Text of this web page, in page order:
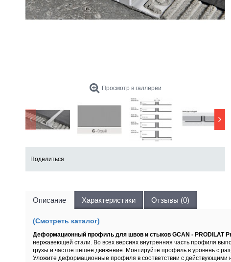
Просмотр в галлереи
Поделиться
Описание Характеристики Отзывы (0)
(Смотреть каталог)
Деформационный профиль для швов и стыков GCAN -
нержавеющей стали. Во всех версиях внутренняя часть профиля
грузы и частое пешее движение. Монтируйте профиль в уровень с
Уложите деформационные профиля в соответствии с действующими